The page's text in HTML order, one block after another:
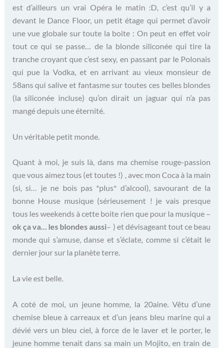
est d’ailleurs un vrai Opéra le matin :D, c’est qu’il y a
devant le Dance Floor, un petit étage qui permet d’avoir
une vue globale sur toute la boite : On peut en effet voir
tout ce qui se passe… de la blonde siliconée qui tire la
tranche croyant que c’est sexy, en passant par le Polonais
qui pue la Vodka, et en arrivant au vieux monsieur de
58ans qui salive et fantasme sur toutes ces belles blondes
(la siliconée incluse) qu’on dirait un jaguar qui n’a pas
mangé depuis une éternité.
Un véritable petit monde.
Quant à moi, je suis là, dans ma chemise rouge-passion
que vous aimez tous (et toutes !) , avec mon Coca à la main
(si, si… je ne bois pas *plus* d’alcool), savourant de la
bonne House musique (sérieusement ! je vais presque
tous les weekends à cette boite rien que pour la musique –
ok ça va… les blondes aussi– ) et dévisageant tout ce beau
monde qui s’amuse, danse et s’éclate, comme si c’était le
dernier jour sur la planète terre.
La vie est belle.
A coté de moi, un jeune homme, la 20aine. Vêtu d’une
chemise bleue à carreaux et d’un jeans bleu marine qui a
dévié vers un bleu ciel, à force de le laver et le porter, le
jeune homme tenait dans sa main un Mojito, en train de